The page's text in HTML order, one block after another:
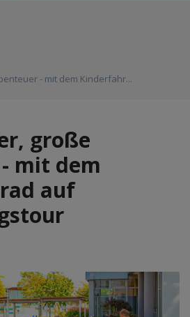
- mit dem Kinderfahr...
große
mit dem
auf